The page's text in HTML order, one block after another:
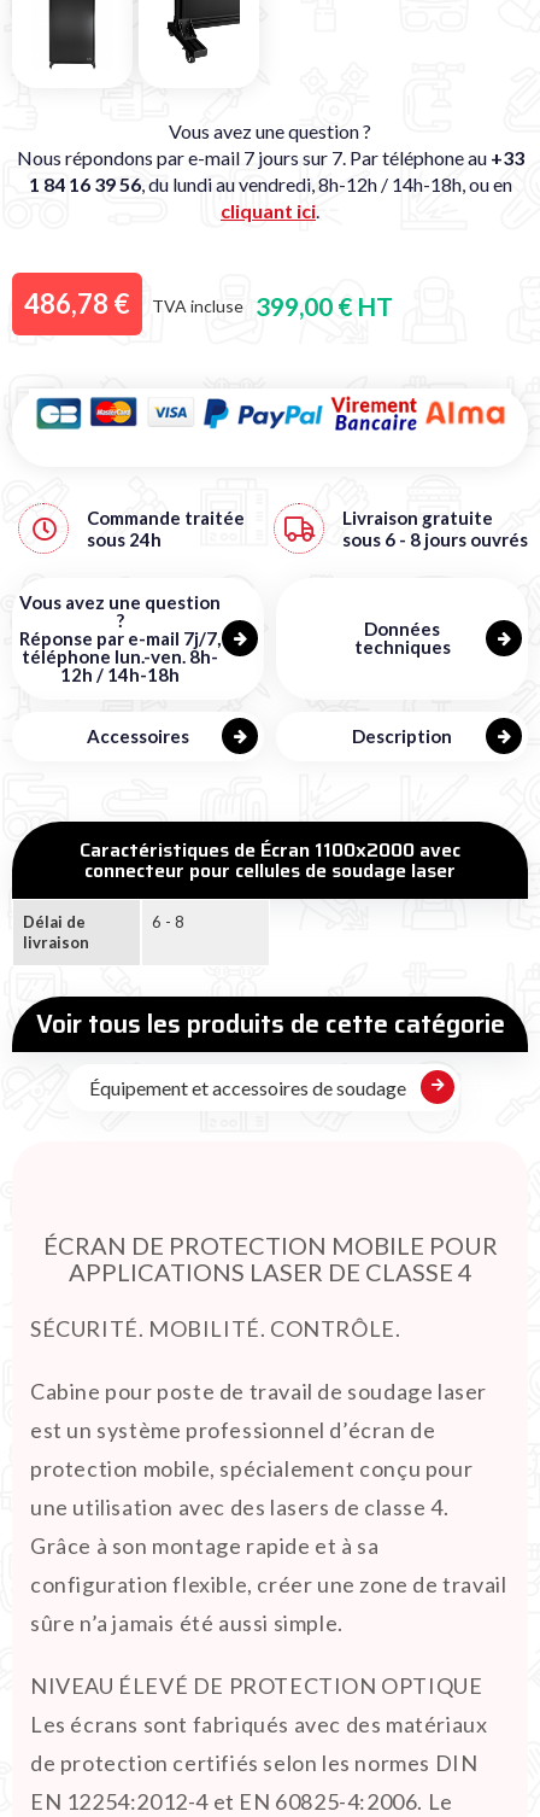
Vous avez une question ?
Nous répondons par e-mail 7 jours sur 7. Par téléphone au +33
1 84 16 39 56, du lundi au vendredi, 8h-12h / 14h-18h, ou en
cliquant ici.
486,78 € TVA incluse 399,00 € HT
Commande traitée
sous 24h
Livraison gratuite
sous 6 - 8 jours ouvrés
Vous avez une question
?
Réponse par e-mail 7j/7,
téléphone lun.-ven. 8h-
12h / 14h-18h
Données
techniques
Accessoires Description
Caractéristiques de Écran 1100x2000 avec
connecteur pour cellules de soudage laser
Délai de
livraison
6 - 8
Voir tous les produits de cette catégorie
Équipement et accessoires de soudage
ÉCRAN DE PROTECTION MOBILE POUR
APPLICATIONS LASER DE CLASSE 4
SÉCURITÉ. MOBILITÉ. CONTRÔLE.
Cabine pour poste de travail de soudage laser
est un système professionnel d’écran de
protection mobile, spécialement conçu pour
une utilisation avec des lasers de classe 4.
Grâce à son montage rapide et à sa
configuration flexible, créer une zone de travail
sûre n’a jamais été aussi simple.
NIVEAU ÉLEVÉ DE PROTECTION OPTIQUE
Les écrans sont fabriqués avec des matériaux
de protection certifiés selon les normes DIN
EN 12254:2012-4 et EN 60825-4:2006. Le